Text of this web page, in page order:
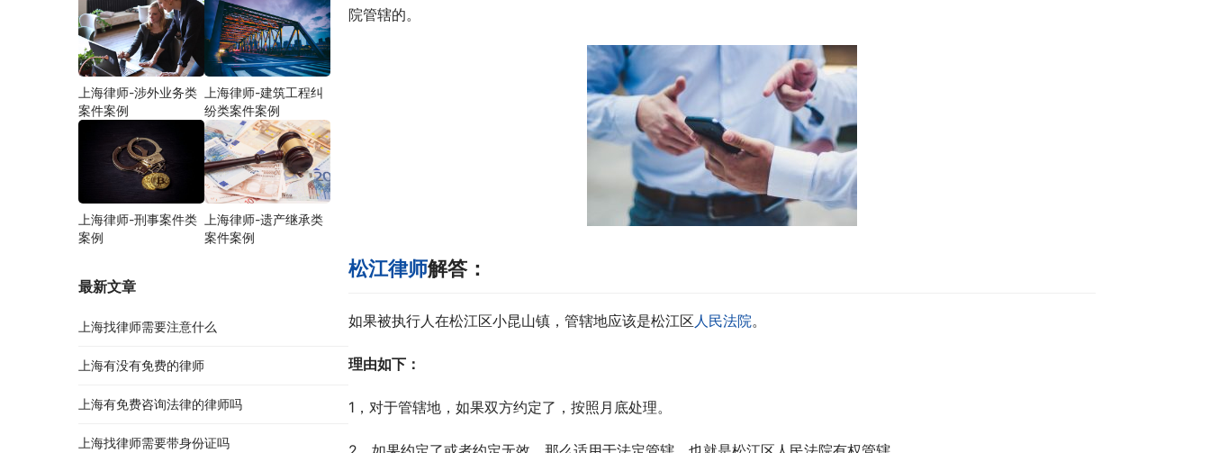
院管辖的。
松江律师解答：
如果被执行人在松江区小昆山镇，管辖地应该是松江区人民法院。
理由如下：
1，对于管辖地，如果双方约定了，按照月底处理。
上海律师-涉外业务类
案件案例
上海律师-建筑工程纠
纷类案件案例
上海律师-刑事案件类
案例
上海律师-遗产继承类
案件案例
最新文章
上海找律师需要注意什么
上海有没有免费的律师
上海有免费咨询法律的律师吗
上海找律师需要带身份证吗